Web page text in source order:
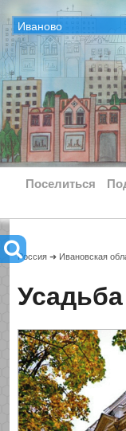
Иваново
Поселиться
Россия ➜ Ивановская